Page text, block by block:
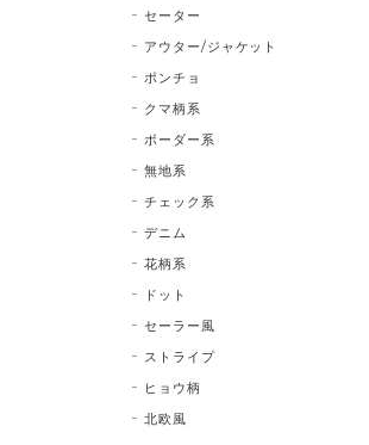
セーター
アウター/ジャケット
ポンチョ
クマ柄系
ボーダー系
無地系
チェック系
デニム
花柄系
ドット
セーラー風
ストライプ
ヒョウ柄
北欧風